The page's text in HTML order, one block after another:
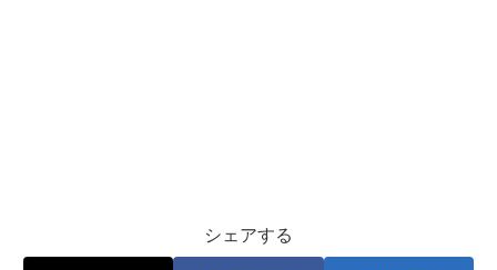
シェアする